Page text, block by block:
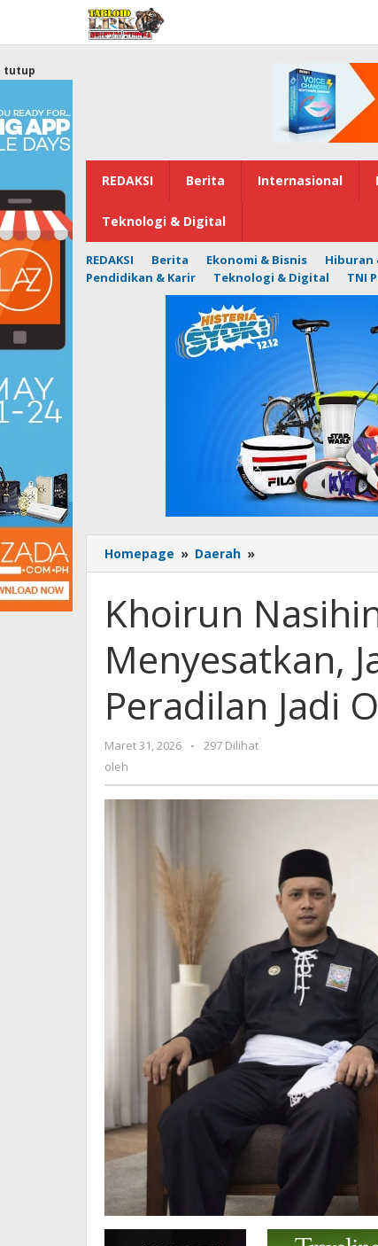
konten
REDAKSI Berita Internasional
Teknologi & Digital
REDAKSI Berita Ekonomi & Bisnis Hiburan
Pendidikan & Karir
Teknologi & Digital TNI
tutup
Homepage » Daerah »
Nasihin
Narasi
‘Mangkir’
Menyesatkan,
Jangan
Proses
Peradilan
Jadi
Khoirun
Menyesatkan,
Peradilan Jadi
Maret 31, 2026 oleh
-
297 Dilihat
oleh